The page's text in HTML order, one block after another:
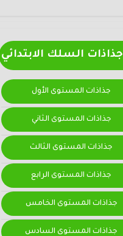
جذاذات السلك الابتدائي
جذاذات المستوى الأول
جذاذات المستوى الثاني
جذاذات المستوى الثالث
جذاذات المستوى الرابع
جذاذات المستوى الخامس
جذاذات المستوى السادس